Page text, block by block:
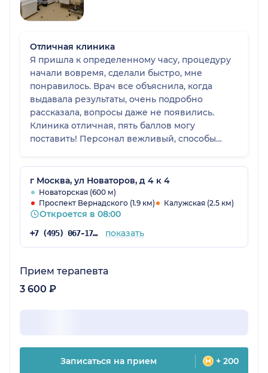
Отличная клиника
Я пришла к определенному часу, процедуру
начали вовремя, сделали быстро, мне
понравилось. Врач все объяснила, когда
выдавала результаты, очень подробно
рассказала, вопросы даже не появились.
Клиника отличная, пять баллов могу
поставить! Персонал вежливый, способы
свободном доступе. Клинику
порекомендовала знакомая, которая туда
обращается регулярно. Все отлично, мне
прием понравился, думаю, приду еще при
необходимости.
г Москва, ул Новаторов, д 4 к 4
Новаторская (600 м)
Проспект Вернадского (1.9 км)
Калужская (2.5 км)
Откроется в 08:00
+7 (495) 067-17-58 показать
Прием терапевта
3 600 ₽
Записаться на прием + 200